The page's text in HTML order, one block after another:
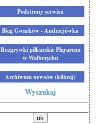
Podstrony serwisu
Bieg Gwarków - Andrzejówka
Rozgrywki piłkarskie Playarena
w Wałbrzychu
Archiwum newsów (kliknij)
Wyszukaj